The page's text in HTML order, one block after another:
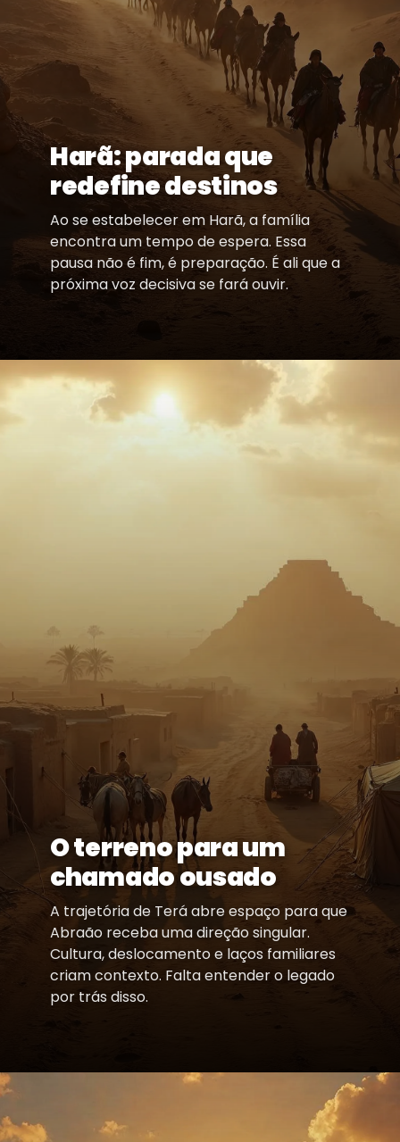
Harã: parada que
redefine destinos
Ao se estabelecer em Harã, a família
encontra um tempo de espera. Essa
pausa não é fim, é preparação. É ali que a
próxima voz decisiva se fará ouvir.
O terreno para um
chamado ousado
A trajetória de Terá abre espaço para que
Abraão receba uma direção singular.
Cultura, deslocamento e laços familiares
criam contexto. Falta entender o legado
por trás disso.